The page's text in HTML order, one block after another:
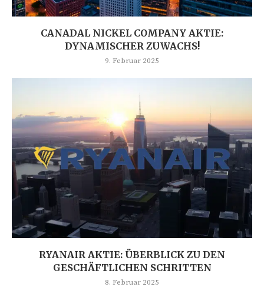
CANADAL NICKEL COMPANY AKTIE:
DYNAMISCHER ZUWACHS!
9. Februar 2025
RYANAIR AKTIE: ÜBERBLICK ZU DEN
GESCHÄFTLICHEN SCHRITTEN
8. Februar 2025